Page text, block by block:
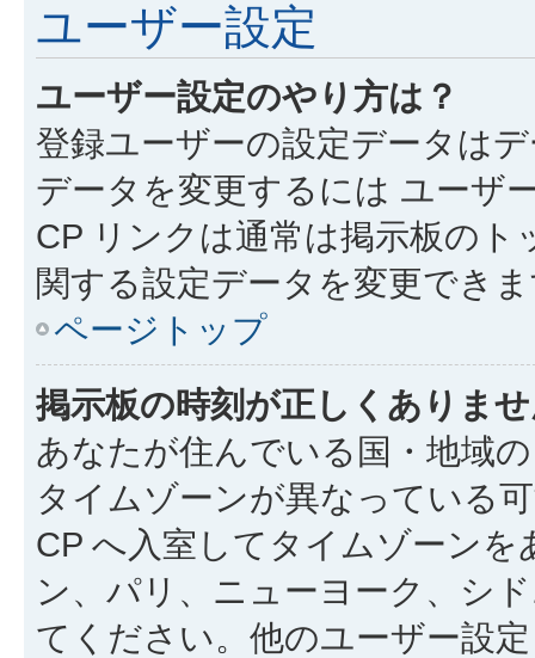
ユーザー設定
ユーザー設定のやり方は？
登録ユーザーの設定データは
データを変更するには ユーザ
CP リンクは通常は掲示板の
関する設定データを変更でき
ページトップ
掲示板の時刻が正しくありま
あなたが住んでいる国・地域
タイムゾーンが異なっている
CP へ入室してタイムゾーン
ン、パリ、ニューヨーク、シ
てください。他のユーザー設